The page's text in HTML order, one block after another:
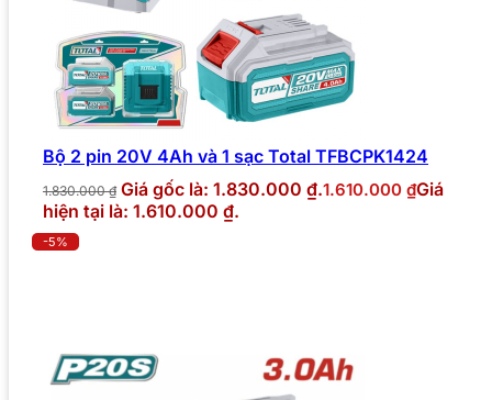
Bộ 2 pin 20V 4Ah và 1 sạc Total TFBCPK1424
1.830.000₫ Giá gốc là: 1.830.000 ₫.1.610.000 ₫Giá
hiện tại là: 1.610.000 ₫.
-5%